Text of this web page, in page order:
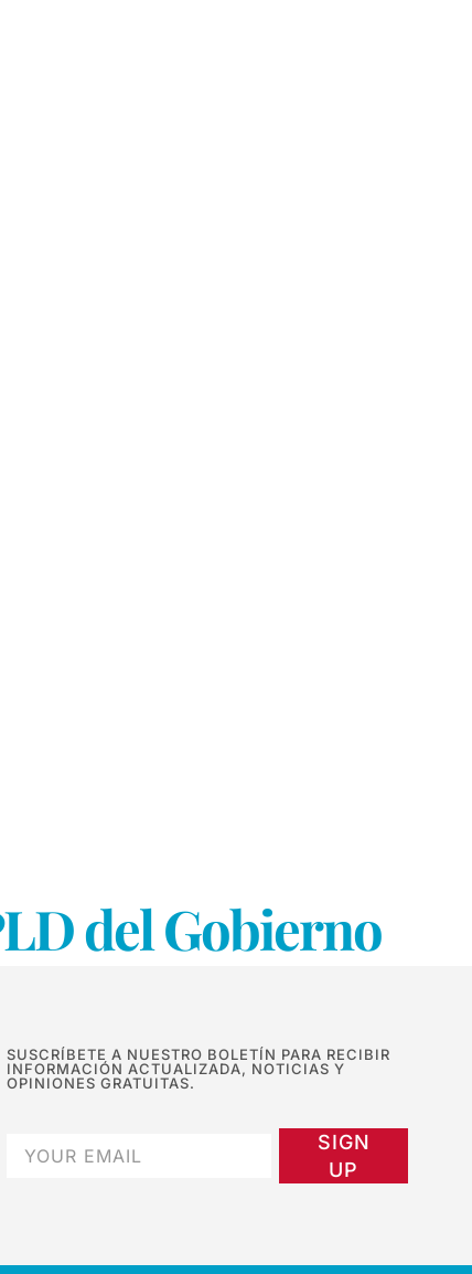
del Gobierno
SUSCRÍBETE A NUESTRO BOLETÍN PARA RECIBIR
INFORMACIÓN ACTUALIZADA, NOTICIAS Y
OPINIONES GRATUITAS.
SIGN
UP